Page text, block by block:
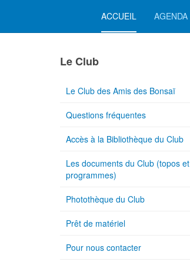
ACCUEIL AGENDA
Le Club
Le Club des Amis des Bonsaï
Questions fréquentes
Accès à la Bibliothèque du Club
Les documents du Club (topos et
programmes)
Photothèque du Club
Prêt de matériel
Pour nous contacter